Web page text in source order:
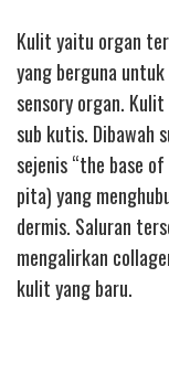
Kulit yaitu organ
yang berguna
sensory organ.
sub kutis. Dibawah
sejenis “the base
pita) yang
dermis. Saluran
mengalirkan
kulit yang baru.